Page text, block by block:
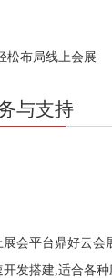
松布局线上会展
与支持
展会平台鼎好云会
开发搭建,适合各种